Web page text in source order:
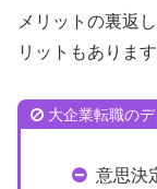
メリットの裏返
リットもありま
大企業転職の
意思決